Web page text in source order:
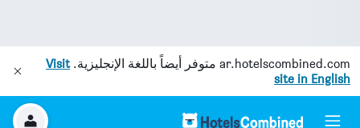
ar.hotelscombined.com متوفر أيضاً باللغة الإنجليزية.Visit
site in English